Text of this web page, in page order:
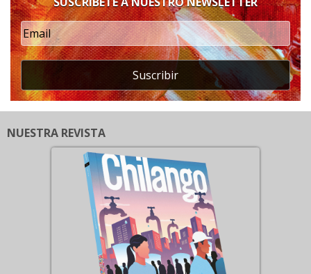
Suscribir
NUESTRA REVISTA